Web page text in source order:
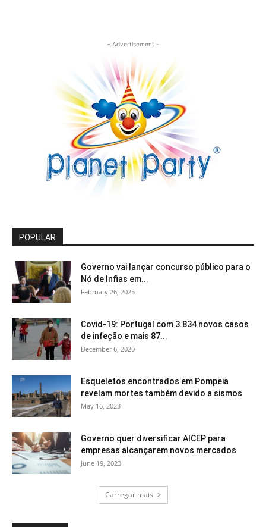
- Advertisement -
POPULAR
Governo vai lançar concurso público para o
Nó de Infias em...
February 26, 2025
Covid-19: Portugal com 3.834 novos casos
de infeção e mais 87...
December 6, 2020
Esqueletos encontrados em Pompeia
revelam mortes também devido a sismos
May 16, 2023
Governo quer diversificar AICEP para
empresas alcançarem novos mercados
June 19, 2023
Carregar mais